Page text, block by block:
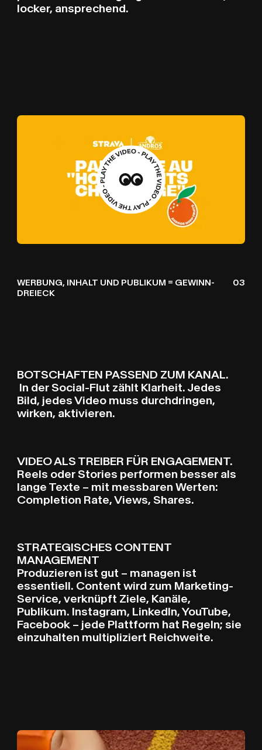
locker, ansprechend.
WERBUNG, INHALT UND PUBLIKUM = GEWINN-
DREIECK
03
BOTSCHAFTEN PASSEND ZUM KANAL.
In der Social-Flut zählt Klarheit. Jedes
Bild, jedes Video muss durchdringen,
wirken, aktivieren.
VIDEO ALS TREIBER FÜR ENGAGEMENT.
Reels oder Stories performen besser als
lange Texte – mit messbaren Werten:
Completion Rate, Views, Shares.
STRATEGISCHES CONTENT
MANAGEMENT
Produzieren ist gut – managen ist
essentiell. Content wird zum Marketing-
Service, verknüpft Ziele, Kanäle,
Publikum. Instagram, LinkedIn, YouTube,
Facebook – jede Plattform hat Regeln; sie
einzuhalten multipliziert Reichweite.